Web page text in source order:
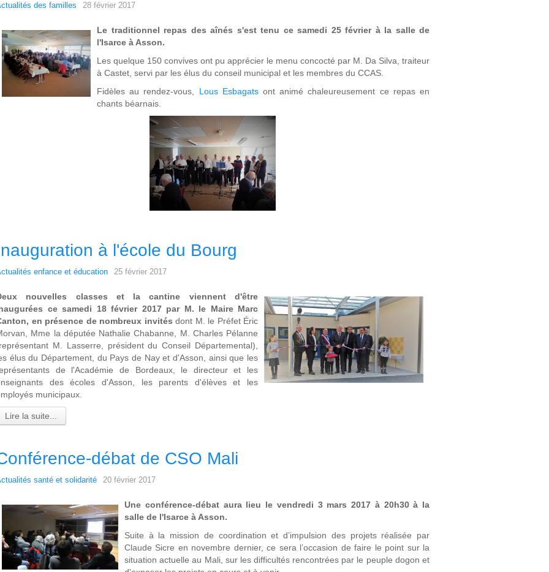
des familles 28 février 2017
Le traditionnel repas des aînés s'est tenu ce samedi 25 février à la salle de
l'Isarce à Asson.
Les quelque 150 convives ont pu apprécier le menu concocté par M. Da Silva, traiteur
à Castet, servi par les élus du conseil municipal et les membres du CCAS.
Fidèles au rendez-vous, Lous Esbagatsont animé chaleureusement ce repas en
chants béarnais.
à l'école du Bourg
enfance et éducation 25 février 2017
eux nouvelles classes et la cantine viennent d'être
ce samedi 18 février 2017 par M. le Maire Marc
en présence de nombreux invités dont M. le Préfet Éric
Mme la députée Nathalie Chabanne, M. Charles Pélanne
M. Lasserre, président du Conseil Départemental),
élus du Département, du Pays de Nay et d'Asson, ainsi que les
de l'Académie de Bordeaux, le directeur et les
des écoles d'Asson, les parents d'élèves et les
municipaux.
Lire la suite...
débat de CSO Mali
santé et solidarité 20 février 2017
Une conférence-débat aura lieu le vendredi 3 mars 2017 à 20h30 à la
salle de l'Isarce à Asson.
Suite à la mission de coordination et d’impulsion des projets réalisée par
Claude Sicre en novembre dernier, ce sera l’occasion de faire le point sur la
situation actuelle au Mali, sur les difficultés rencontrées par le peuple dogon et